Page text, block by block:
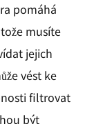
pomáhá
musíte
jejich
vést ke
filtrovat
být